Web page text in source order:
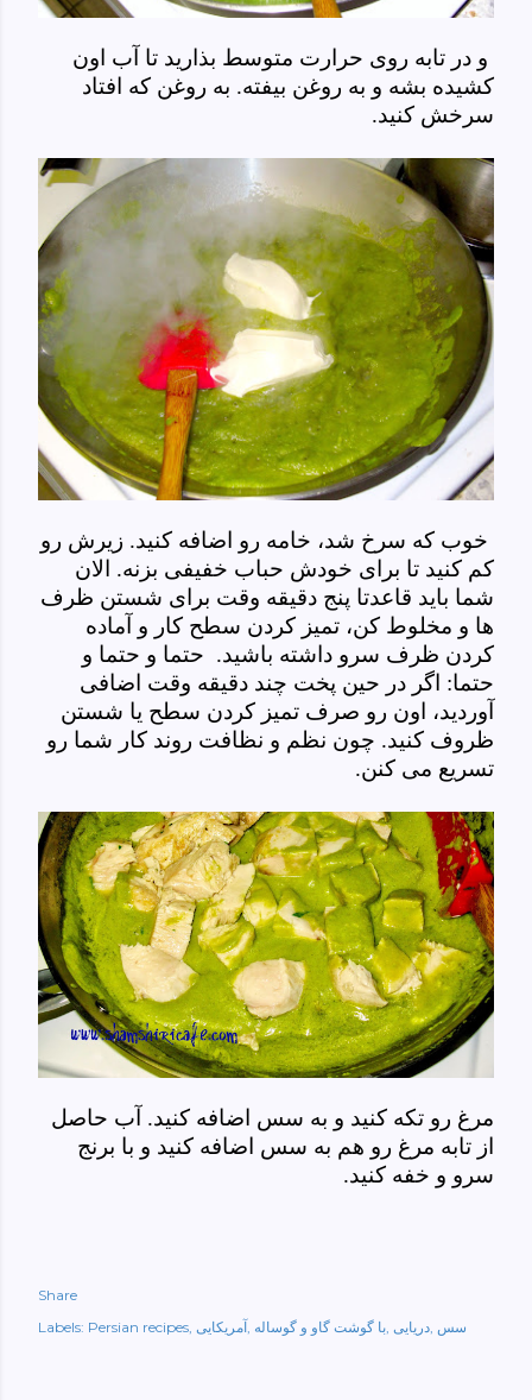
و در تابه روی حرارت متوسط بذارید تا آب اون
کشیده بشه و به روغن بیفته. به روغن که افتاد
سرخش کنید.
خوب که سرخ شد، خامه رو اضافه کنید. زیرش رو
کم کنید تا برای خودش حباب خفیفی بزنه. الان
شما باید قاعدتا پنج دقیقه وقت برای شستن ظرف
ها و مخلوط کن، تمیز کردن سطح کار و آماده
کردن ظرف سرو داشته باشید. حتما و حتما و
حتما: اگر در حین پخت چند دقیقه وقت اضافی
آوردید، اون رو صرف تمیز کردن سطح یا شستن
ظروف کنید. چون نظم و نظافت روند کار شما رو
تسریع می کنن.
مرغ رو تکه کنید و به سس اضافه کنید. آب حاصل
از تابه مرغ رو هم به سس اضافه کنید و با برنج
سرو و خفه کنید.
Share
Labels: Persian recipes آمریکایی با گوشت گاو و گوساله دریایی سس